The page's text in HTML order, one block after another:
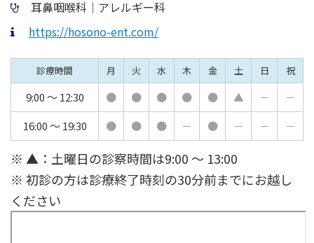
耳鼻咽喉科｜アレルギー科
https://hosono-ent.com/
診療時間 月 火 水 木 金 土 日 祝
9:00 ～ 12:30 ● ● ● ● ● ▲ －
－
16:00 ～ 19:30
● ● ● － ● － － －
※ ▲：土曜日の診察時間は9:00 ～ 13:00
※ 初診の方は診療終了時刻の30分前までにお越し
ください